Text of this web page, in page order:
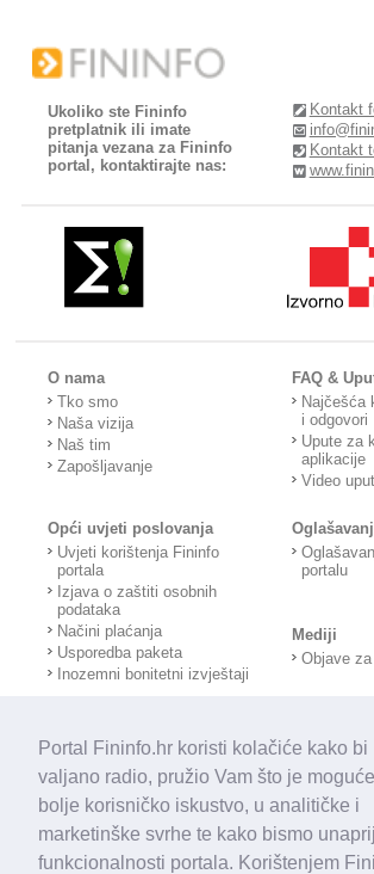
Portal Fininfo.hr koristi kolačiće kako bi
valjano radio, pružio Vam što je moguće
bolje korisničko iskustvo, u analitičke i
marketinške svrhe te kako bismo
funkcionalnosti portala. Korištenjem
Ukoliko ste Fininfo
pretplatnik ili imate
pitanja vezana za Fininfo
portal, kontaktirajte nas:
Kontakt
Kontakt
O nama
Tko smo
Naša vizija
Naš tim
Zapošljavanje
FAQ &
Najčešća
i odgovori
Upute za
aplikacije
Video
Opći uvjeti poslovanja
Uvjeti korištenja Fininfo
portala
Izjava o zaštiti osobnih
podataka
Načini plaćanja
Usporedba paketa
Inozemni bonitetni izvještaji
portalu
Mediji
Objave